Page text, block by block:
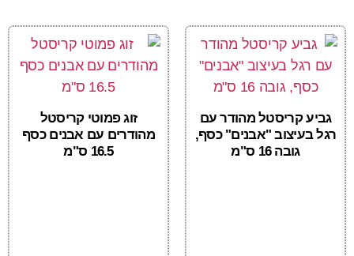
גביע קריסטל מהודר עם
רגל בעיצוב "אבנים" כסף,
גובה 16 ס"מ
זוג פמוטי קריסטל
מהודרים עם אבנים כסף
16.5 ס"מ